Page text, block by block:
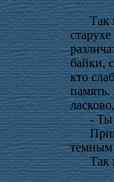
Так
байки,
кто
память.
- Ты
темным
Так